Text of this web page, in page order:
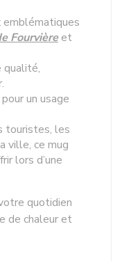
Fourvièreet
qualité,
un usage
touristes, les
ville, ce mug
lors d’une
quotidien
de chaleur et